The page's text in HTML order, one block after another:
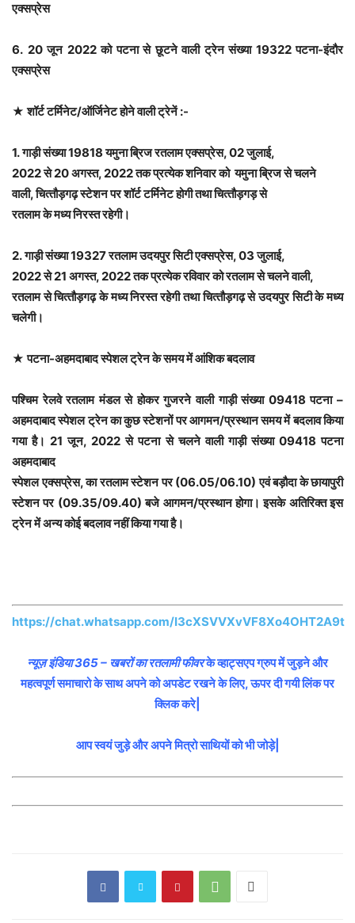
एक्सप्रेस
6. 20 जून 2022 को पटना से छूटने वाली ट्रेन संख्या 19322 पटना-इंदौर
एक्सप्रेस
★ शॉर्ट टर्मिनेट/ऑर्जिनेट होने वाली ट्रेनें :-
1. गाड़ी संख्‍या 19818 यमुना ब्रिज रतलाम एक्‍सप्रेस, 02 जुलाई,
2022 से 20 अगस्‍त, 2022 तक प्रत्‍येक शनिवार को यमुना ब्रिज से चलने
वाली, चित्‍तौड़गढ़ स्‍टेशन पर शॉर्ट टर्मिनेट होगी तथा चित्‍तौड़गड़ से
रतलाम के मध्‍य निरस्‍त रहेगी।
2. गाड़ी संख्‍या 19327 रतलाम उदयपुर सिटी एक्‍सप्रेस, 03 जुलाई,
2022 से 21 अगस्‍त, 2022 तक प्रत्‍येक रविवार को रतलाम से चलने वाली,
रतलाम से चित्‍तौड़गढ़ के मध्‍य निरस्‍त रहेगी तथा चित्‍तौड़गढ़ से उदयपुर सिटी के मध्‍य
चलेगी।
★ पटना-अहमदाबाद स्पेशल ट्रेन के समय में आंशिक बदलाव
पश्चिम रेलवे रतलाम मंडल से होकर गुजरने वाली गाड़ी संख्‍या 09418 पटना –
अहमदाबाद स्‍पेशल ट्रेन का कुछ स्‍टेशनों पर आगमन/प्रस्‍थान समय में बदलाव किया
गया है। 21 जून, 2022 से पटना से चलने वाली गाड़ी संख्‍या 09418 पटना
अहमदाबाद
स्‍पेशल एक्‍सप्रेस, का रतलाम स्टेशन पर (06.05/06.10) एवं बड़ौदा के छायापुरी
स्टेशन पर (09.35/09.40) बजे आगमन/प्रस्‍थान होगा। इसके अतिरिक्‍त इस
ट्रेन में अन्‍य कोई बदलाव नहीं किया गया है।
https://chat.whatsapp.com/I3cXSVVXvVF8Xo4OHT2A9t
न्यूज़ इंडिया 365 – खबरों का रतलामी फीवरके व्हाट्सएप ग्रुप में जुड़ने और
महत्वपूर्ण समाचारो के साथ अपने को अपडेट रखने के लिए, ऊपर दी गयी लिंक पर
क्लिक करे|
आप स्वयं जुड़े और अपने मित्रो साथियों को भी जोड़े|